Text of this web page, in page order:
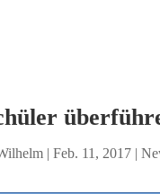
|Feb. 11, 2017 |